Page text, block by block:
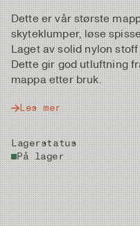
Dette er vår største
skyteklumper, løse
Laget av solid nylon
Dette gir god utluftning
mappa etter bruk.
Les mer
Lagerstatus
På lager